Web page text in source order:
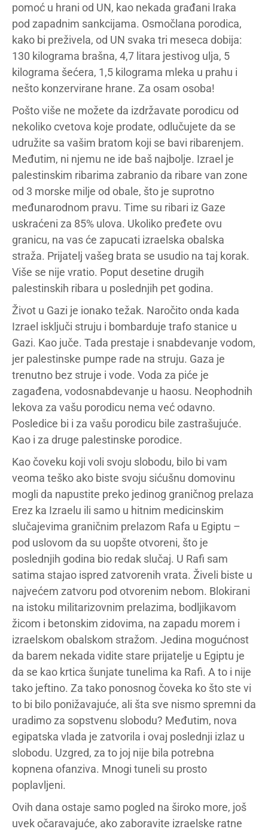
pomoć u hrani od UN, kao nekada građani Iraka
pod zapadnim sankcijama. Osmočlana porodica,
kako bi preživela, od UN svaka tri meseca dobija:
130 kilograma brašna, 4,7 litara jestivog ulja, 5
kilograma šećera, 1,5 kilograma mleka u prahu i
nešto konzervirane hrane. Za osam osoba!
Pošto više ne možete da izdržavate porodicu od
nekoliko cvetova koje prodate, odlučujete da se
udružite sa vašim bratom koji se bavi ribarenjem.
Međutim, ni njemu ne ide baš najbolje. Izrael je
palestinskim ribarima zabranio da ribare van zone
od 3 morske milje od obale, što je suprotno
međunarodnom pravu. Time su ribari iz Gaze
uskraćeni za 85% ulova. Ukoliko pređete ovu
granicu, na vas će zapucati izraelska obalska
straža. Prijatelj vašeg brata se usudio na taj korak.
Više se nije vratio. Poput desetine drugih
palestinskih ribara u poslednjih pet godina.
Život u Gazi je ionako težak. Naročito onda kada
Izrael isključi struju i bombarduje trafo stanice u
Gazi. Kao juče. Tada prestaje i snabdevanje vodom,
jer palestinske pumpe rade na struju. Gaza je
trenutno bez struje i vode. Voda za piće je
zagađena, vodosnabdevanje u haosu. Neophodnih
lekova za vašu porodicu nema već odavno.
Posledice bi i za vašu porodicu bile zastrašujuće.
Kao i za druge palestinske porodice.
Kao čoveku koji voli svoju slobodu, bilo bi vam
veoma teško ako biste svoju sićušnu domovinu
mogli da napustite preko jedinog graničnog prelaza
Erez ka Izraelu ili samo u hitnim medicinskim
slučajevima graničnim prelazom Rafa u Egiptu –
pod uslovom da su uopšte otvoreni, što je
poslednjih godina bio redak slučaj. U Rafi sam
satima stajao ispred zatvorenih vrata. Živeli biste u
najvećem zatvoru pod otvorenim nebom. Blokirani
na istoku militarizovnim prelazima, bodljikavom
žicom i betonskim zidovima, na zapadu morem i
izraelskom obalskom stražom. Jedina mogućnost
da barem nekada vidite stare prijatelje u Egiptu je
da se kao krtica šunjate tunelima ka Rafi. A to i nije
tako jeftino. Za tako ponosnog čoveka ko što ste vi
to bi bilo ponižavajuće, ali šta sve nismo spremni da
uradimo za sopstvenu slobodu? Međutim, nova
egipatska vlada je zatvorila i ovaj poslednji izlaz u
slobodu. Uzgred, za to joj nije bila potrebna
kopnena ofanziva. Mnogi tuneli su prosto
poplavljeni.
Ovih dana ostaje samo pogled na široko more, još
uvek očaravajuće, ako zaboravite izraelske ratne